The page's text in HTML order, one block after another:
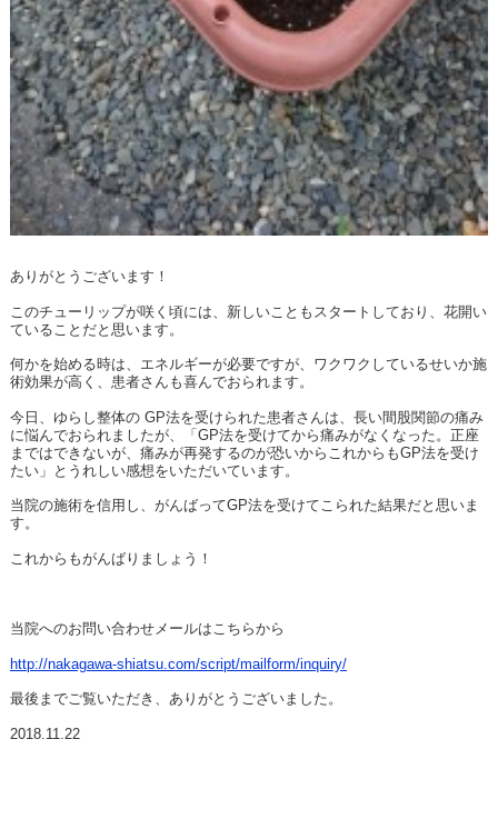
ありがとうございます！
このチューリップが咲く頃には、新しいこともスタートしており、花開い
ていることだと思います。
何かを始める時は、エネルギーが必要ですが、ワクワクしているせいか施
術効果が高く、患者さんも喜んでおられます。
今日、ゆらし整体の GP法を受けられた患者さんは、長い間股関節の痛み
に悩んでおられましたが、「GP法を受けてから痛みがなくなった。正座
まではできないが、痛みが再発するのが恐いからこれからもGP法を受け
たい」とうれしい感想をいただいています。
当院の施術を信用し、がんばってGP法を受けてこられた結果だと思いま
す。
これからもがんばりましょう！
当院へのお問い合わせメールはこちらから
http://nakagawa-shiatsu.com/script/mailform/inquiry/
最後までご覧いただき、ありがとうございました。
2018.11.22